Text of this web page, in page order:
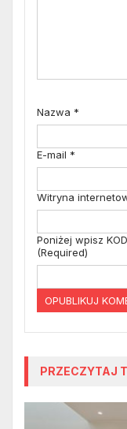
Nazwa *
E-mail *
Witryna
Poniżej wpisz
(Required)
PRZECZYTAJ